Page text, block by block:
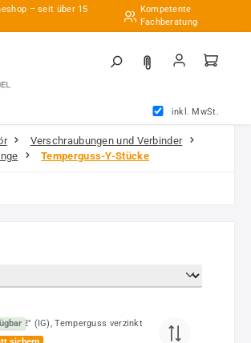
– seit über 15
Kompetente
Fachberatung
inkl. MwSt.
Verschraubungen und Verbinder
Temperguss-Y-Stücke